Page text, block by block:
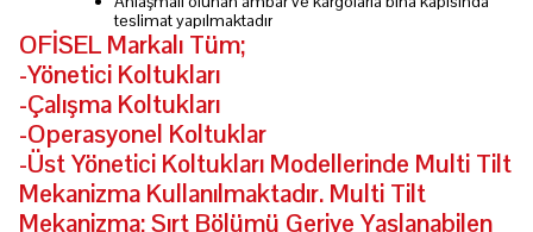
teslimat yapılmaktadır
OFİSEL Markalı Tüm;
-Yönetici Koltukları
-Çalışma Koltukları
-Operasyonel Koltuklar
-Üst Yönetici Koltukları Modellerinde Multi Tilt
Mekanizma Kullanılmaktadır. Multi Tilt
Mekanizma; Sırt Bölümü Geriye Yaslanabilen